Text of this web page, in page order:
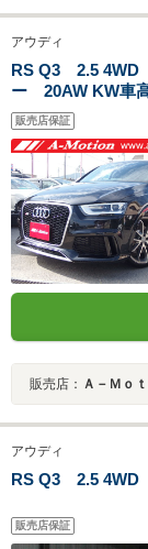
アウディ
RS Q3 2.5 4WD
ー 20AW KW車
ンド アシスタン
販売店保証
販売店： Ａ－Ｍｏ
アウディ
RS Q3 2.5 4WD
販売店保証